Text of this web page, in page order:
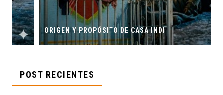
ORIGEN Y PROPÓSITO DE CASA INDI
POST RECIENTES